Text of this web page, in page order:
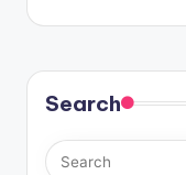
Search